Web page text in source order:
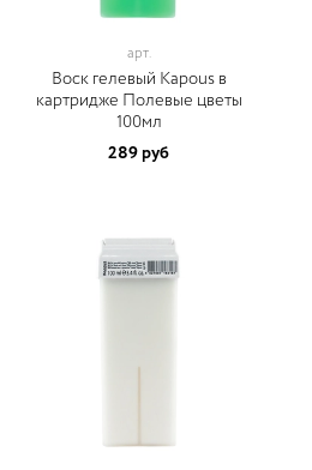
арт.
Воск гелевый Kapous в
картридже Полевые цветы
100мл
289 руб